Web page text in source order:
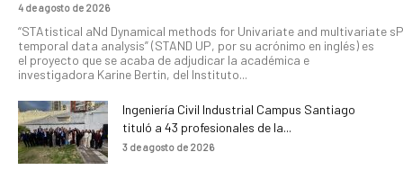
4 de agosto de 2026
“STAtistical aNd Dynamical methods for Univariate and multivariate
temporal data analysis” (STAND UP, por su acrónimo en inglés) es
el proyecto que se acaba de adjudicar la académica e
investigadora Karine Bertin, del Instituto...
Ingeniería Civil Industrial Campus Santiago
tituló a 43 profesionales de la...
3 de agosto de 2026